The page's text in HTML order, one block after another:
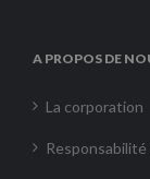
A PROPOS DE
La corporation
Responsabilité